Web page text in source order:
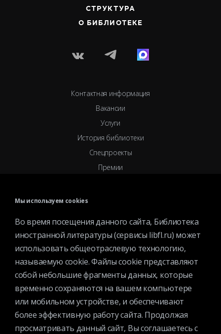
СТРУКТУРА
О БИБЛИОТЕКЕ
Контактная информация
Вакансии
Услуги
История библиотеки
Спецпроекты
Премии
Противодействие коррупции
Ученый совет
Организационная структура
Партнеры
Адрес:
109240, г. Москва, ул. Николоямская, д. 1 Посмотреть на карте
Мы используем cookies
Во время посещения данного сайта, Библиотека
иностранной литературы (сервисы libfl.ru) может
использовать общеотраслевую технологию,
называемую cookie. Файлы cookie представляют
собой небольшие фрагменты данных, которые
временно сохраняются на вашем компьютере
или мобильном устройстве, и обеспечивают
более эффективную работу сайта. Продолжая
просматривать данный сайт, Вы соглашаетесь с